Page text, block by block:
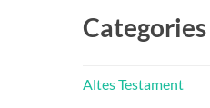
Categories
Altes Testament